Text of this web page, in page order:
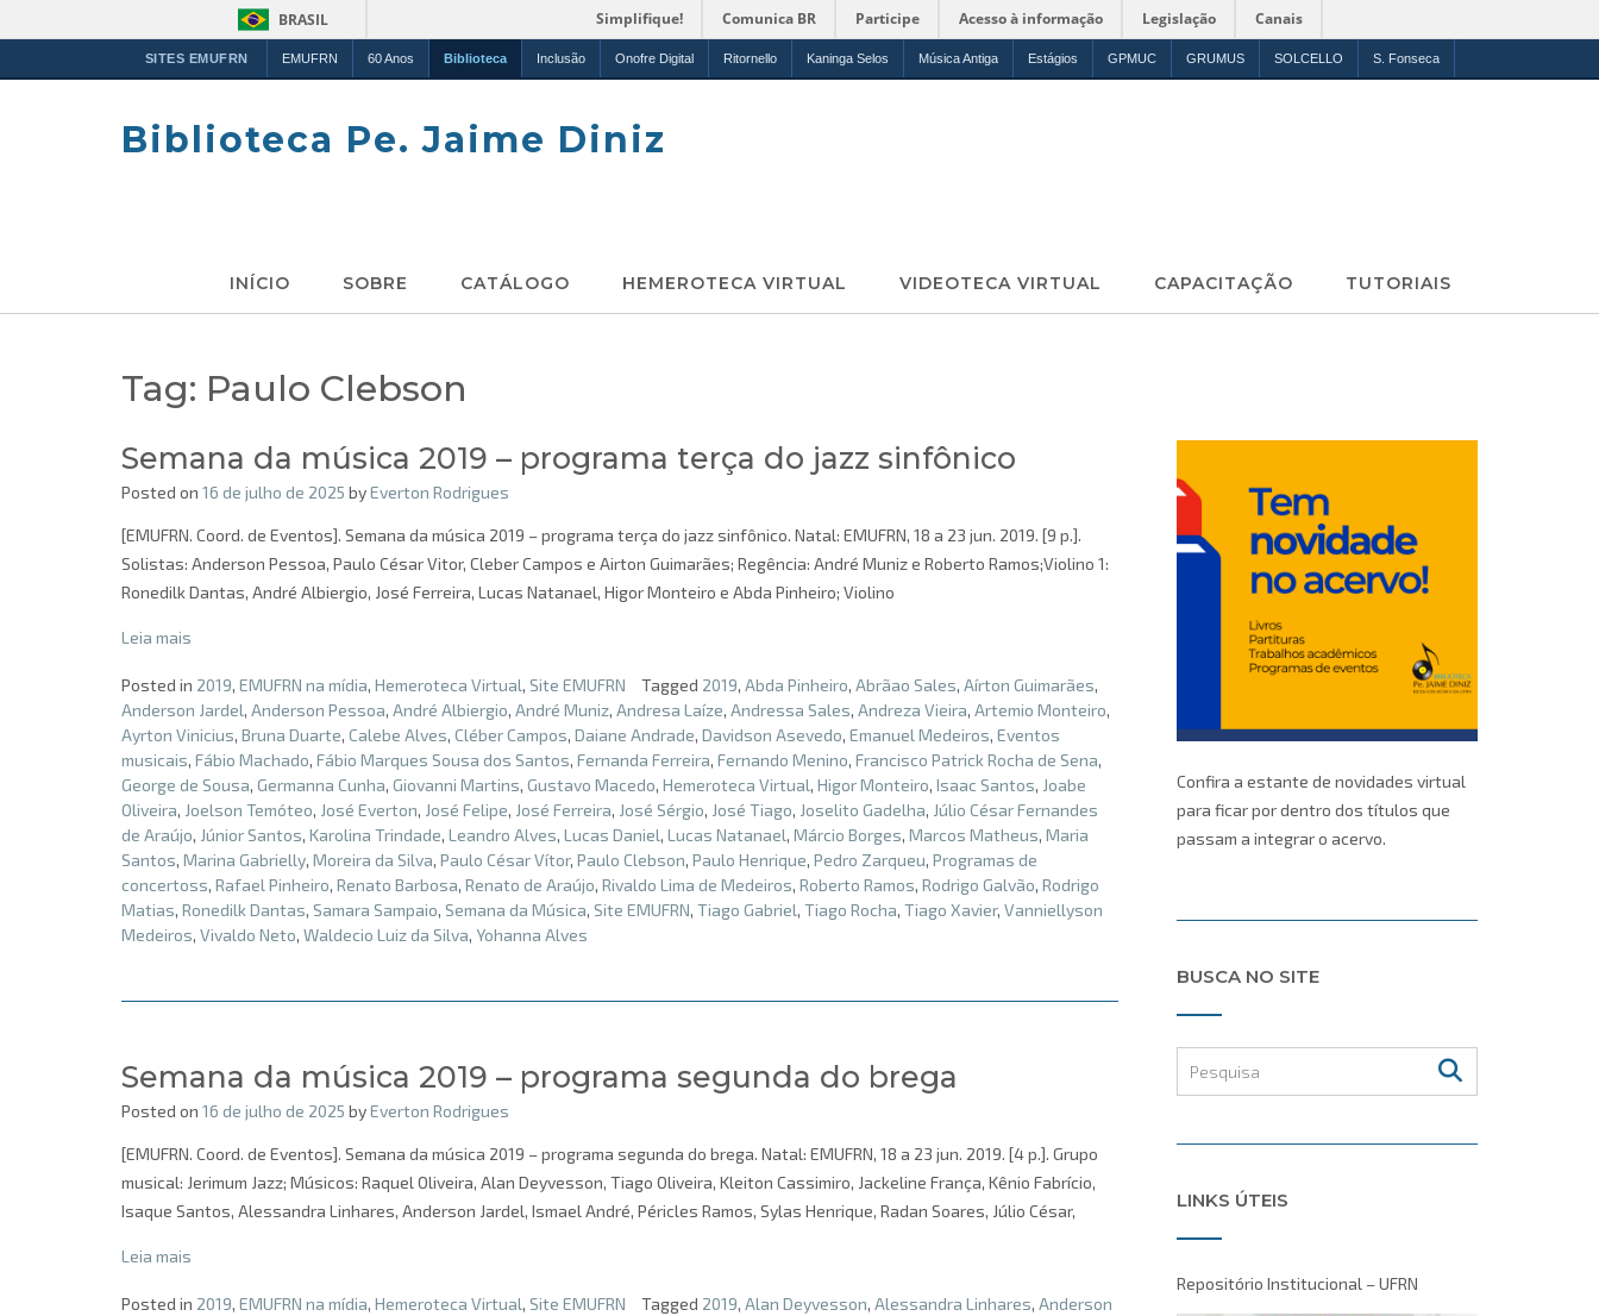
BRASIL Simplifique! Comunica BR Participe Acesso à informação Legislação Canais
SITES EMUFRN EMUFRN 60 Anos Biblioteca Inclusão Onofre Digital Ritornello Kaninga Selos Música Antiga Estágios GPMUC GRUMUS SOLCELLO S. Fonseca
Biblioteca Pe. Jaime Diniz
INÍCIO SOBRE CATÁLOGO HEMEROTECA VIRTUAL VIDEOTECA VIRTUAL CAPACITAÇÃO TUTORIAIS
Tag: Paulo Clebson
Semana da música 2019 – programa terça do jazz sinfônico
Posted on 16 de julho de 2025 byEverton Rodrigues
[EMUFRN. Coord. de Eventos]. Semana da música 2019 – programa terça do jazz sinfônico. Natal: EMUFRN, 18 a 23 jun. 2019. [9 p.].
Solistas: Anderson Pessoa, Paulo César Vitor, Cleber Campos e Airton Guimarães; Regência: André Muniz e Roberto Ramos;Violino 1:
Ronedilk Dantas, André Albiergio, José Ferreira, Lucas Natanael, Higor Monteiro e Abda Pinheiro; Violino
Leia mais
Posted in 2019, EMUFRN na mídia, Hemeroteca Virtual, Site EMUFRN Tagged 2019, Abda Pinheiro, Abrãao Sales, Aírton Guimarães,
Anderson Jardel, Anderson Pessoa, André Albiergio, André Muniz, Andresa Laíze, Andressa Sales, Andreza Vieira, Artemio Monteiro,
Ayrton Vinicius, Bruna Duarte, Calebe Alves, Cléber Campos, Daiane Andrade, Davidson Asevedo, Emanuel Medeiros, Eventos
musicais, Fábio Machado, Fábio Marques Sousa dos Santos, Fernanda Ferreira, Fernando Menino, Francisco Patrick Rocha de Sena,
George de Sousa, Germanna Cunha, Giovanni Martins, Gustavo Macedo, Hemeroteca Virtual, Higor Monteiro, Isaac Santos, Joabe
Oliveira, Joelson Temóteo, José Everton, José Felipe, José Ferreira, José Sérgio, José Tiago, Joselito Gadelha, Júlio César Fernandes
de Araújo, Júnior Santos, Karolina Trindade, Leandro Alves, Lucas Daniel, Lucas Natanael, Márcio Borges, Marcos Matheus, Maria
Santos, Marina Gabrielly, Moreira da Silva, Paulo César Vítor, Paulo Clebson, Paulo Henrique, Pedro Zarqueu, Programas de
concertoss, Rafael Pinheiro, Renato Barbosa, Renato de Araújo, Rivaldo Lima de Medeiros, Roberto Ramos, Rodrigo Galvão, Rodrigo
Matias, Ronedilk Dantas, Samara Sampaio, Semana da Música, Site EMUFRN, Tiago Gabriel, Tiago Rocha, Tiago Xavier, Vanniellyson
Medeiros, Vivaldo Neto, Waldecio Luiz da Silva, Yohanna Alves
Semana da música 2019 – programa segunda do brega
Posted on 16 de julho de 2025 byEverton Rodrigues
[EMUFRN. Coord. de Eventos]. Semana da música 2019 – programa segunda do brega. Natal: EMUFRN, 18 a 23 jun. 2019. [4 p.]. Grupo
musical: Jerimum Jazz; Músicos: Raquel Oliveira, Alan Deyvesson, Tiago Oliveira, Kleiton Cassimiro, Jackeline França, Kênio Fabrício,
Isaque Santos, Alessandra Linhares, Anderson Jardel, Ismael André, Péricles Ramos, Sylas Henrique, Radan Soares, Júlio César,
Leia mais
Posted in 2019, EMUFRN na mídia, Hemeroteca Virtual, Site EMUFRN Tagged 2019, Alan Deyvesson, Alessandra Linhares, Anderson
Confira a estante de novidades virtual
para ficar por dentro dos títulos que
passam a integrar o acervo.
BUSCA NO SITE
LINKS ÚTEIS
Repositório Institucional – UFRN